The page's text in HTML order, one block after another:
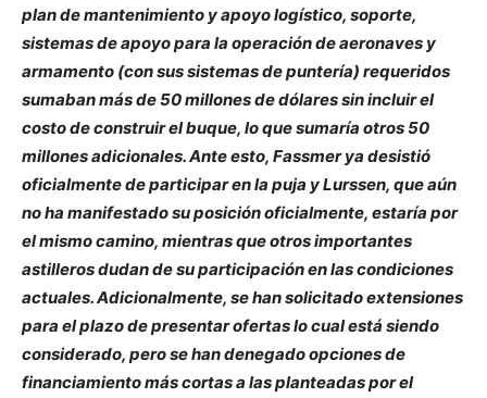
plan de mantenimiento y apoyo logístico, soporte,
sistemas de apoyo para la operación de aeronaves y
armamento (con sus sistemas de puntería) requeridos
sumaban más de 50 millones de dólares sin incluir el
costo de construir el buque, lo que sumaría otros 50
millones adicionales. Ante esto, Fassmer ya desistió
oficialmente de participar en la puja y Lurssen, que aún
no ha manifestado su posición oficialmente, estaría por
el mismo camino, mientras que otros importantes
astilleros dudan de su participación en las condiciones
actuales. Adicionalmente, se han solicitado extensiones
para el plazo de presentar ofertas lo cual está siendo
considerado, pero se han denegado opciones de
financiamiento más cortas a las planteadas por el